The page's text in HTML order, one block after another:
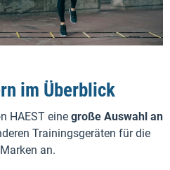
im Überblick
HAEST eine große Auswahl an
Trainingsgeräten für die
an.